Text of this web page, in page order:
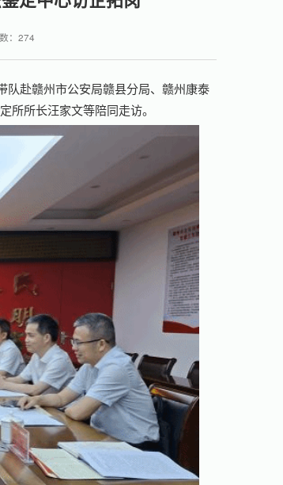
：274
队赴赣州市公安局赣县分局、赣州康泰
所所长汪家文等陪同走访。